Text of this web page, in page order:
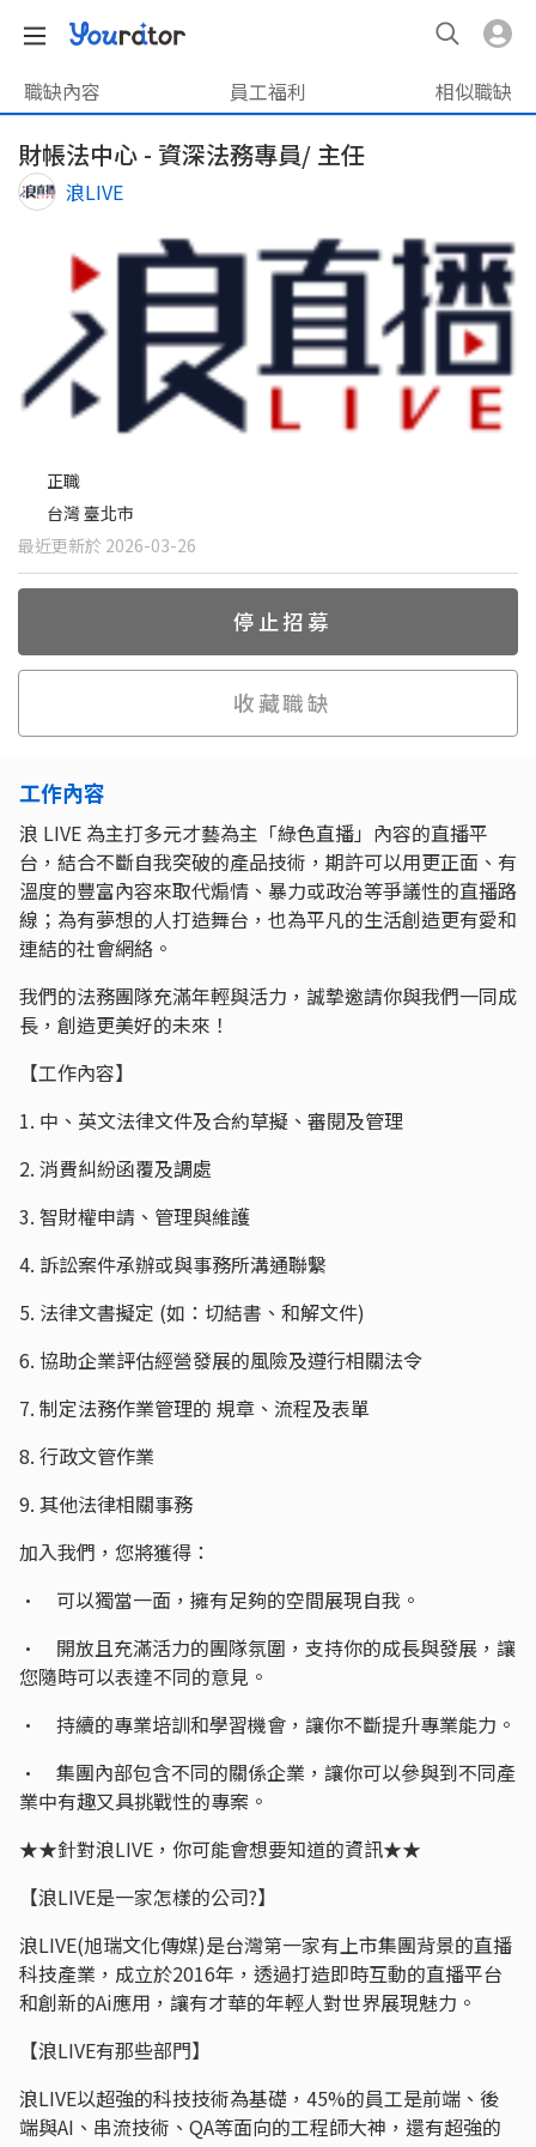
職缺內容 員工福利 相似職缺
財帳法中心 - 資深法務專員/ 主任
浪LIVE
正職
台灣 臺北市
最近更新於 2026-03-26
停止招募
收藏職缺
工作內容
浪 LIVE 為主打多元才藝為主「綠色直播」內容的直播平
台，結合不斷自我突破的產品技術，期許可以用更正面、有
溫度的豐富內容來取代煽情、暴力或政治等爭議性的直播路
線；為有夢想的人打造舞台，也為平凡的生活創造更有愛和
連結的社會網絡。
我們的法務團隊充滿年輕與活力，誠摯邀請你與我們一同成
長，創造更美好的未來！
【工作內容】
1. 中、英文法律文件及合約草擬、審閱及管理
2. 消費糾紛函覆及調處
3. 智財權申請、管理與維護
4. 訴訟案件承辦或與事務所溝通聯繫
5. 法律文書擬定 (如：切結書、和解文件)
6. 協助企業評估經營發展的風險及遵行相關法令
7. 制定法務作業管理的 規章、流程及表單
8. 行政文管作業
9. 其他法律相關事務
加入我們，您將獲得：
• 可以獨當一面，擁有足夠的空間展現自我。
• 開放且充滿活力的團隊氛圍，支持你的成長與發展，讓
您隨時可以表達不同的意見。
• 持續的專業培訓和學習機會，讓你不斷提升專業能力。
• 集團內部包含不同的關係企業，讓你可以參與到不同產
業中有趣又具挑戰性的專案。
★★針對浪LIVE，你可能會想要知道的資訊★★
【浪LIVE是一家怎樣的公司?】
浪LIVE(旭瑞文化傳媒)是台灣第一家有上市集團背景的直播
科技產業，成立於2016年，透過打造即時互動的直播平台
和創新的Ai應用，讓有才華的年輕人對世界展現魅力。
【浪LIVE有那些部門】
浪LIVE以超強的科技技術為基礎，45%的員工是前端、後
端與AI、串流技術、QA等面向的工程師大神，還有超強的